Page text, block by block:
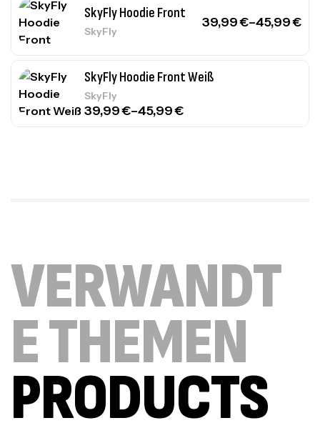
SkyFly Hoodie Front
SkyFly
39,99€–45,99€
SkyFly Hoodie Front Weiß
SkyFly
39,99€–45,99€
VERWANDT
E THEMEN
PRODUCTS